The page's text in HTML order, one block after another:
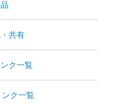
共有
ク一覧
ク一覧